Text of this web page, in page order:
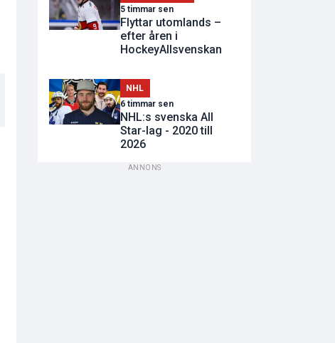
5 timmar sen
Flyttar utomlands –
efter åren i
HockeyAllsvenskan
NHL
6 timmar sen
NHL:s svenska All
Star-lag - 2020 till
2026
ANNONS